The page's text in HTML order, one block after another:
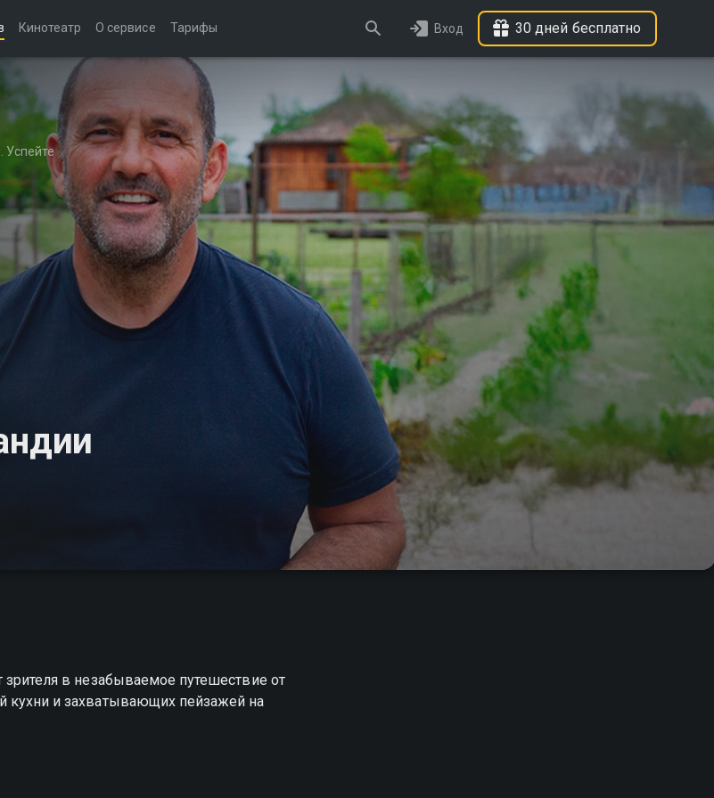
Кинотеатр О сервисе Тарифы Вход 30 дней бесплатно
Успейте
в незабываемое путешествие от
кухни и захватывающих пейзажей на